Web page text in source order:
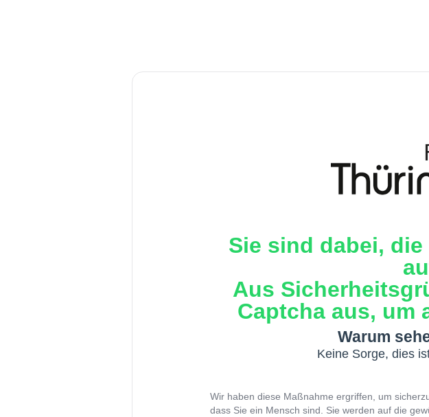
Sie sind dabei,
Aus
Captcha aus, um
Warum
Keine Sorge, dies
Wir haben diese Maßnahme ergriffen, um
dass Sie ein Mensch sind. Sie werden auf die